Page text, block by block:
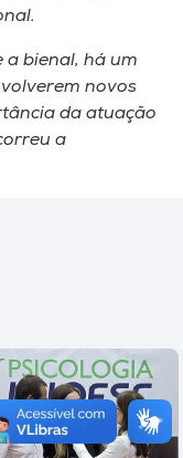
a bienal, há um
novos
da atuação
a